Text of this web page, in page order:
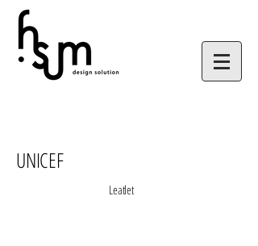
UNICEF
Leatlet